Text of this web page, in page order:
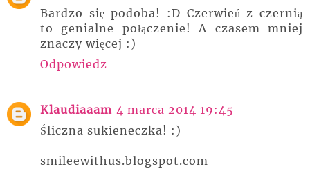
Bardzo się podoba! :D Czerwień z czernią
to genialne połączenie! A czasem mniej
znaczy więcej :)
Odpowiedz
Klaudiaaam 4 marca 2014 19:45
Śliczna sukieneczka! :)
smileewithus.blogspot.com